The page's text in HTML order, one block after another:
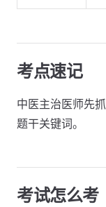
考点速记
中医主治医师先
题干关键词。
考试怎么考